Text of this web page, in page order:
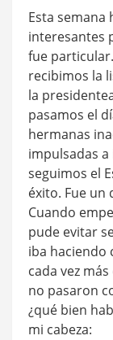
Esta semana
interesantes
fue
recibimos la
la
pasamos el
hermanas
impulsadas
seguimos el
éxito. Fue un
Cuando
pude evitar
iba haciendo
cada vez más
no pasaron
¿qué bien
mi cabeza: